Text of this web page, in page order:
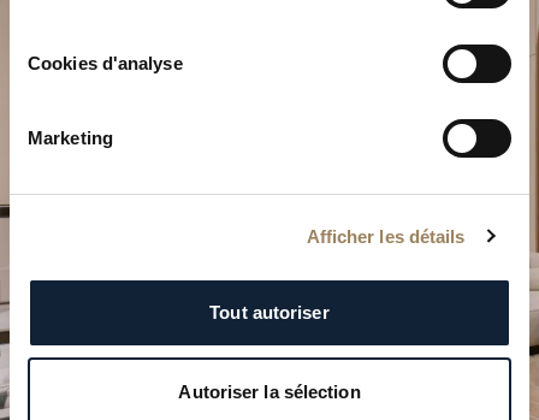
Cookies d'analyse
Marketing
Afficher les détails
Tout autoriser
Autoriser la sélection
Planifiez votre moment
Explorez nos créations horlogères dans l’une de nos
PLANIFIER VOTRE VISITE